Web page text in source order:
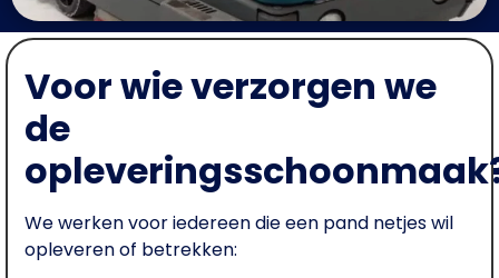
Voor wie verzorgen we
de
We werken voor iedereen die een pand netjes wil
opleveren of betrekken: